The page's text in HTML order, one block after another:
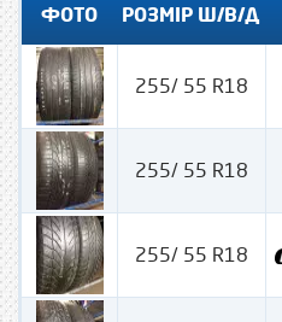
ФОТО РОЗМІР Ш/В/Д
255/ 55 R18
255/ 55 R18
255/ 55 R18